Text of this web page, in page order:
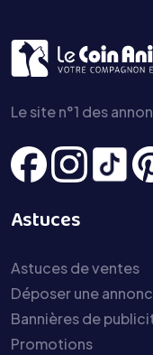
Le site n°1 des
Astuces
Astuces de ventes
Déposer une
Bannières de
Promotions